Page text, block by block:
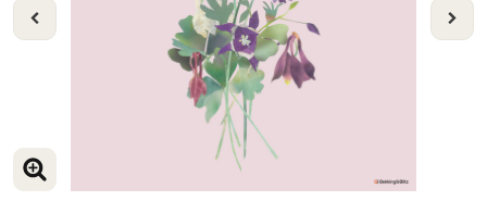
VORIGE
VERGROOT AFBEELDING
VERGROOT AFBEELDING